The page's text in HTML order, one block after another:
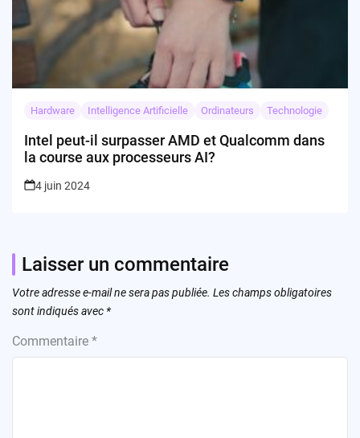
Hardware Intelligence Artificielle Ordinateurs Technologie
Intel peut-il surpasser AMD et Qualcomm dans
la course aux processeurs AI?
4 juin 2024
Laisser un commentaire
Votre adresse e-mail ne sera pas publiée. Les champs obligatoires
sont indiqués avec *
Commentaire *